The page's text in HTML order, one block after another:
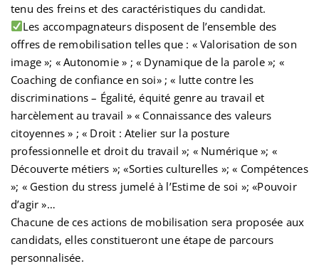
tenu des freins et des caractéristiques du candidat.
Les accompagnateurs disposent de l’ensemble des
offres de remobilisation telles que : « Valorisation de son
image »; « Autonomie » ; « Dynamique de la parole »; «
Coaching de confiance en soi» ; « lutte contre les
discriminations – Égalité, équité genre au travail et
harcèlement au travail » « Connaissance des valeurs
citoyennes » ; « Droit : Atelier sur la posture
professionnelle et droit du travail »; « Numérique »; «
Découverte métiers »; «Sorties culturelles »; « Compétences
»; « Gestion du stress jumelé à l’Estime de soi »; «Pouvoir
d’agir »…
Chacune de ces actions de mobilisation sera proposée aux
candidats, elles constitueront une étape de parcours
personnalisée.